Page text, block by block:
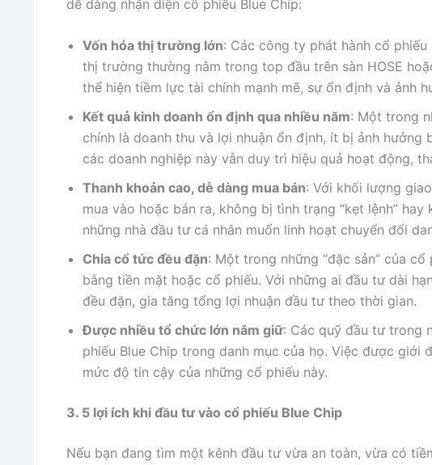
dễ dàng nhận diện cổ phiếu Blue Chip:
Vốn hóa thị trường lớn: Các công ty phát hành cổ
thị trường thường nằm trong top đầu trên sàn HOSE
thể hiện tiềm lực tài chính mạnh mẽ, sự ổn định và ảnh
Kết quả kinh doanh ổn định qua nhiều năm: Một trong
chính là doanh thu và lợi nhuận ổn định, ít bị ảnh
các doanh nghiệp này vẫn duy trì hiệu quả hoạt động,
Thanh khoản cao, dễ dàng mua bán: Với khối lượng
mua vào hoặc bán ra, không bị tình trạng “kẹt lệnh”
những nhà đầu tư cá nhân muốn linh hoạt chuyển đổi
Chia cổ tức đều đặn: Một trong những “đặc sản” của
bằng tiền mặt hoặc cổ phiếu. Với những ai đầu tư dài
đều đặn, gia tăng tổng lợi nhuận đầu tư theo thời gian.
Được nhiều tổ chức lớn nắm giữ: Các quỹ đầu tư trong
phiếu Blue Chip trong danh mục của họ. Việc được giới
mức độ tin cậy của những cổ phiếu này.
3. 5 lợi ích khi đầu tư vào cổ phiếu Blue Chip
Nếu bạn đang tìm một kênh đầu tư vừa an toàn, vừa có